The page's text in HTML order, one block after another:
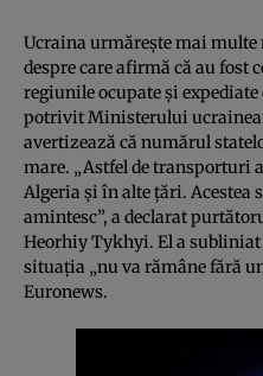
Ucraina urmărește mai multe
despre care afirmă că au fost
regiunile ocupate și
potrivit Ministerului
avertizează că numărul
mare. „Astfel de transporturi
Algeria și în alte țări. Acestea
amintesc”, a declarat
Heorhiy Tykhyi. El a subliniat
situația „nu va rămâne fără
Euronews.